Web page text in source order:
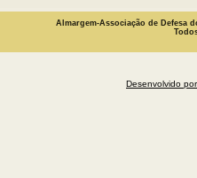
Almargem-Associação de Defesa
Desenvolvido